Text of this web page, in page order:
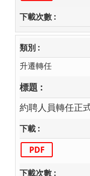
升遷轉任
約聘人員轉任正
PDF